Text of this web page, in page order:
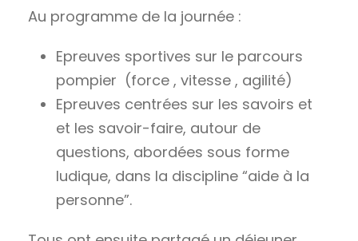
Au programme de la journée :
Epreuves sportives sur le parcours
pompier (force , vitesse , agilité)
Epreuves centrées sur les savoirs et
et les savoir-faire, autour de
questions, abordées sous forme
ludique, dans la discipline “aide à la
personne”.